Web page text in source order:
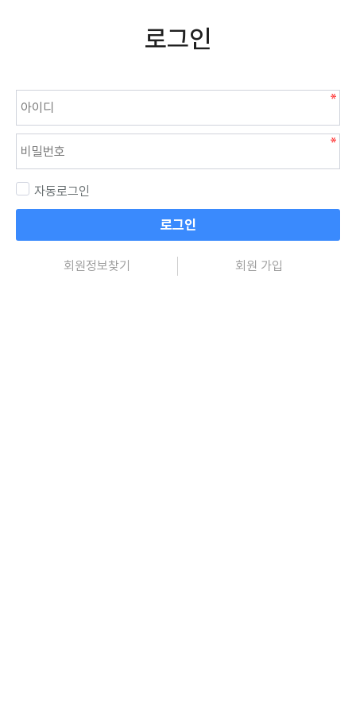
로그인
자동로그인
로그인
회원정보찾기 회원 가입